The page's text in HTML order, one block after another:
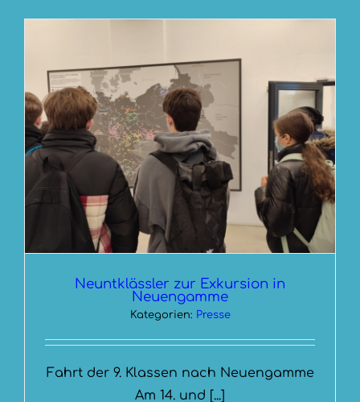
Neuntklässler zur Exkursion in
Neuengamme
Kategorien: Presse
Fahrt der 9. Klassen nach Neuengamme
Am 14. und [...]